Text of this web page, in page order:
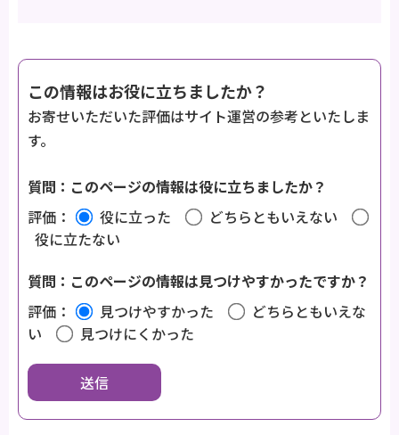
この情報はお役に立ちましたか？
お寄せいただいた評価はサイト運営の参考といたしま
す。
質問：このページの情報は役に立ちましたか？
評価：
役に立った
どちらともいえない
役に立たない
質問：このページの情報は見つけやすかったですか？
評価：
見つけやすかった
どちらともいえな
い
見つけにくかった